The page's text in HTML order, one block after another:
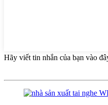
Hãy viết tin nhắn của bạn vào